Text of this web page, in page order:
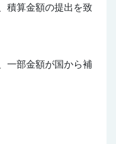
積算金額の提出を致
一部金額が国から補